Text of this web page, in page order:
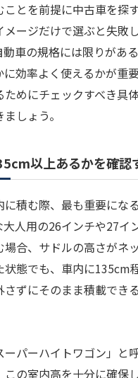
ことを前提に中古車を探
メージだけで選ぶと失敗
動車の規格には限りがあ
効率よく使えるかが重
ためにチェックすべき具
しょう。
以上あるかを確認
に積む際、最も重要にな
大人用の26インチや27イ
場合、サドルの高さがネ
状態でも、車内に135cm
さずにそのまま積載でき
ーパーハイトワゴン」と
この室内高を十分に確保